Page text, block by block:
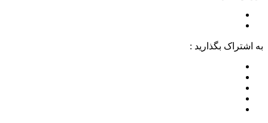
به اشتراک بگذارید :